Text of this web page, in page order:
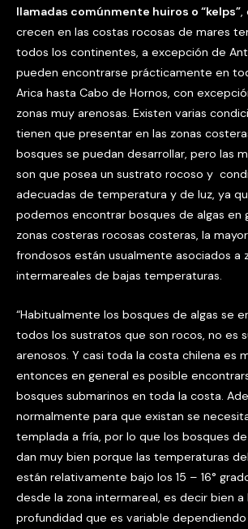
llamadas comúnmente huiros o “kelps”,
crecen en las costas rocosas de mares
todos los continentes, a excepción de
pueden encontrarse prácticamente en
Arica hasta Cabo de Hornos, con
zonas muy arenosas. Existen varias
tienen que presentar en las zonas
bosques se puedan desarrollar, pero las
son que posea un sustrato rocoso y
adecuadas de temperatura y de luz, ya
podemos encontrar bosques de algas en
zonas costeras rocosas costeras, la
frondosos están usualmente asociados a
intermareales de bajas temperaturas.
“Habitualmente los bosques de algas se
todos los sustratos que son rocos, no es
arenosos. Y casi toda la costa chilena es
entonces en general es posible
bosques submarinos en toda la costa.
normalmente para que existan se
templada a fría, por lo que los bosques de
dan muy bien porque las temperaturas
están relativamente bajo los 15 – 16°
desde la zona intermareal, es decir bien a
profundidad que es variable